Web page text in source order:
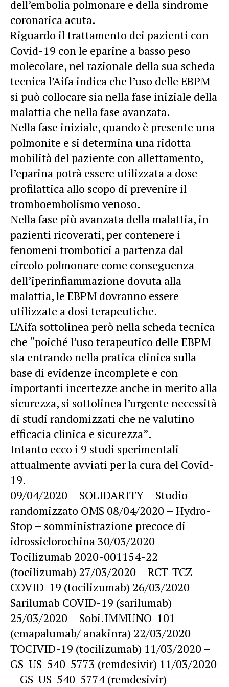
dell’embolia polmonare e della sindrome
coronarica acuta.
Riguardo il trattamento dei pazienti con
Covid-19 con le eparine a basso peso
molecolare, nel razionale della sua scheda
tecnica l’Aifa indica che l’uso delle EBPM
si può collocare sia nella fase iniziale della
malattia che nella fase avanzata.
Nella fase iniziale, quando è presente una
polmonite e si determina una ridotta
mobilità del paziente con allettamento,
l’eparina potrà essere utilizzata a dose
profilattica allo scopo di prevenire il
tromboembolismo venoso.
Nella fase più avanzata della malattia, in
pazienti ricoverati, per contenere i
fenomeni trombotici a partenza dal
circolo polmonare come conseguenza
dell’iperinfiammazione dovuta alla
malattia, le EBPM dovranno essere
utilizzate a dosi terapeutiche.
L’Aifa sottolinea però nella scheda tecnica
che “poiché l’uso terapeutico delle EBPM
sta entrando nella pratica clinica sulla
base di evidenze incomplete e con
importanti incertezze anche in merito alla
sicurezza, si sottolinea l’urgente necessità
di studi randomizzati che ne valutino
efficacia clinica e sicurezza”.
Intanto ecco i 9 studi sperimentali
attualmente avviati per la cura del Covid-
19.
09/04/2020 – SOLIDARITY – Studio
randomizzato OMS 08/04/2020 – Hydro-
Stop – somministrazione precoce di
idrossiclorochina 30/03/2020 –
Tocilizumab 2020-001154-22
(tocilizumab) 27/03/2020 – RCT-TCZ-
COVID-19 (tocilizumab) 26/03/2020 –
Sarilumab COVID-19 (sarilumab)
25/03/2020 – Sobi.IMMUNO-101
(emapalumab/ anakinra) 22/03/2020 –
TOCIVID-19 (tocilizumab) 11/03/2020 –
GS-US-540-5773 (remdesivir) 11/03/2020
– GS-US-540-5774 (remdesivir)